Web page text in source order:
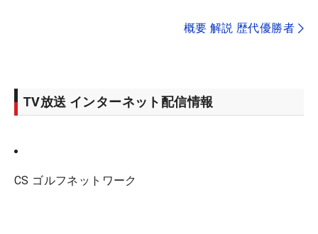
概要 解説 歴代優勝者
TV放送 インターネット配信情報
CS ゴルフネットワーク